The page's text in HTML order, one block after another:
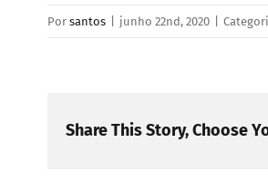
Por santos junho 22nd, 2020
Share This Story, Choose